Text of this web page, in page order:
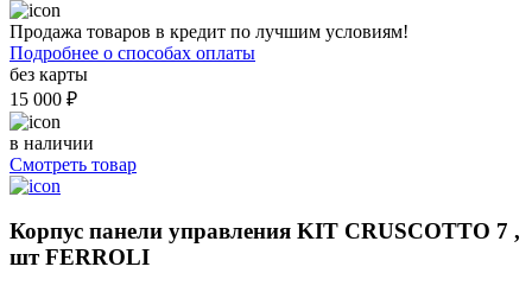
Продажа товаров в кредит по лучшим условиям!
Подробнее о способах оплаты
без карты
15 000 ₽
в наличии
Смотреть товар
Корпус панели управления KIT CRUSCOTTO 7 ,
шт FERROLI